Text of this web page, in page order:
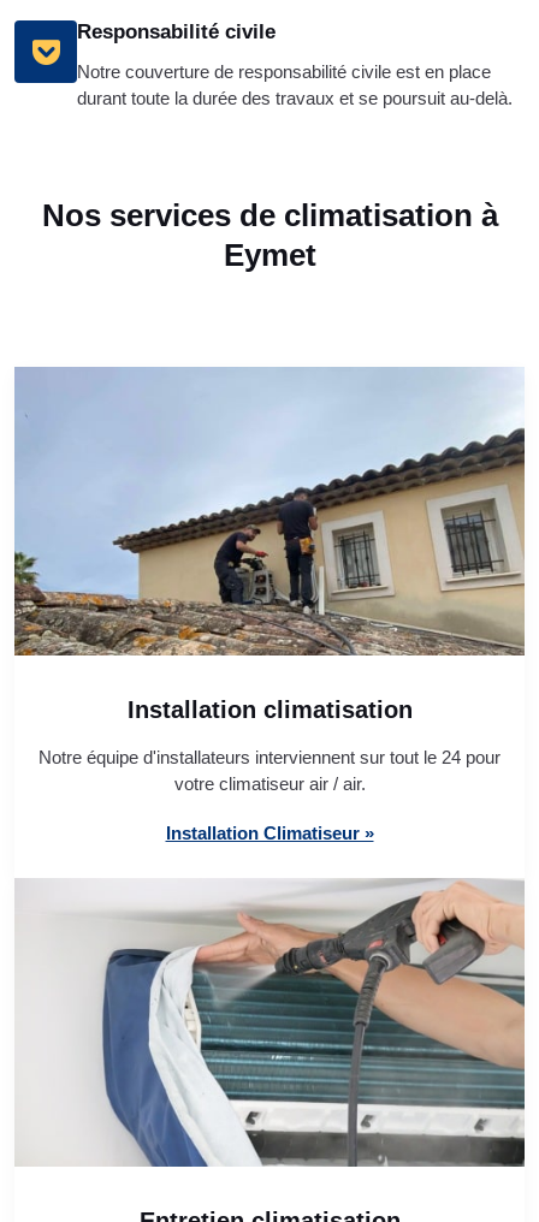
Responsabilité civile
Notre couverture de responsabilité civile est en place
durant toute la durée des travaux et se poursuit au-delà.
Nos services de climatisation à
Eymet
Installation climatisation
Notre équipe d'installateurs interviennent sur tout le 24 pour
votre climatiseur air / air.
Installation Climatiseur »